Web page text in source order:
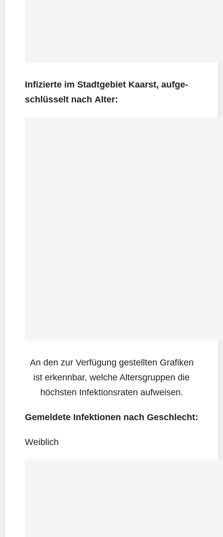
Infi­zier­te im Stadt­ge­biet Kaarst, auf­ge­
schlüs­selt nach Alter:
An den zur Ver­fü­gung gestell­ten Gra­fi­ken
ist erkenn­bar, wel­che Alters­grup­pen die
höchs­ten Infek­ti­ons­ra­ten aufweisen.
Gemel­de­te Infek­tio­nen nach Geschlecht:
Weib­lich